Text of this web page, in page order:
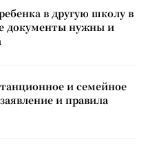
в другую школу в
документы нужны и
и семейное
и правила